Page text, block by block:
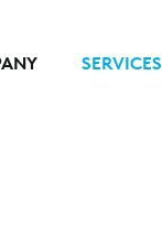
SERVICES